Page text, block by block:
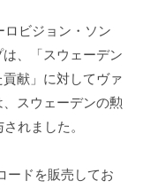
ロビジョン・ソン
、「スウェーデン
献」に対してヴァ
スウェーデンの勲
れました。
ードを販売してお